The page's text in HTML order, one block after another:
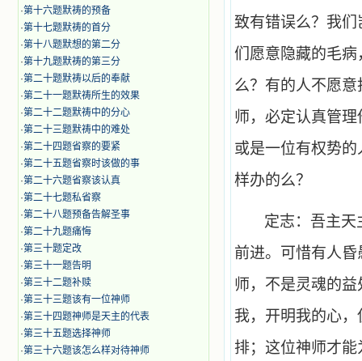
·第十六题默祷的预备
·第十七题默祷的首分
·第十八题默想的第二分
·第十九题默祷的第三分
·第二十题默祷以后的奉献
·第二十一题默祷所生的效果
·第二十二题默祷中的分心
·第二十三题默祷中的难处
·第二十四题省察的要紧
·第二十五题省察时该做的事
·第二十六题省察该认真
·第二十七题私省察
·第二十八题预备告解圣事
·第二十九题痛悔
·第三十题定改
·第三十一题告明
·第三十二题补赎
·第三十三题该有一位神师
·第三十四题神师是天主的代表
·第三十五题选择神师
·第三十六题该怎么样对待神师
致有错误么？我
们愿意隐藏的毛
么？有的人不愿
师，必定认真管
或是一位有权势
样办的么？
定志：吾主天
前进。可惜有人
师，不是灵魂的
我，开明我的心
排；这位神师才能